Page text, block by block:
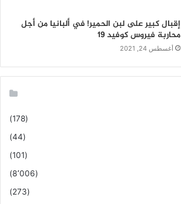
إقبال كبير على لبن الحمير! في ألبانيا من أجل
محاربة فيروس كوفيد 19
أغسطس 24, 2021
(178)
(44)
(101)
(8٬006)
(273)